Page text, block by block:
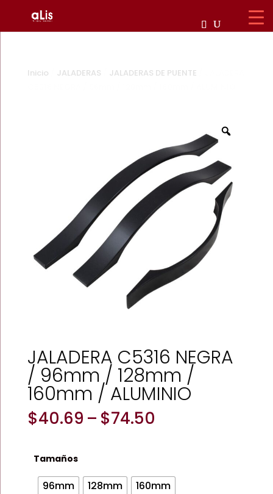
Inicio JALADERAS JALADERAS DE PUENTE
JALADERA C5316 NEGRA
/ 96mm / 128mm /
160mm / ALUMINIO
$40.69 – $74.50
$74.50
Tamaños
96mm 128mm 160mm